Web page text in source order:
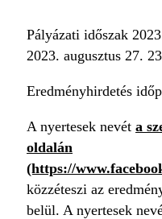
Pályázati időszak
2023. augusztus 27.
Eredményhirdetés
A nyertesek nevét a
oldalán
(https://
közzéteszi az
belül. A nyertesek